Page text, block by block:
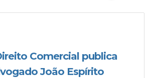
Comercial publica
João Espírito